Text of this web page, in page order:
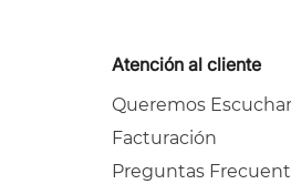
Atención al cliente
Queremos
Facturación
Preguntas